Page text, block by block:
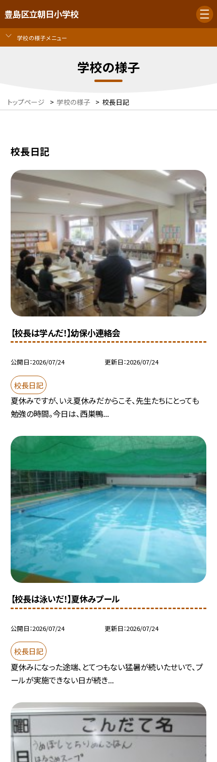
豊島区立朝日小学校
学校の様子メニュー
学校の様子
トップページ > 学校の様子 > 校長日記
校長日記
【校長は学んだ！】幼保小連絡会
公開日 2026/07/24 更新日 2026/07/24
校長日記
夏休みですが、いえ夏休みだからこそ、先生たちにとっても
勉強の時間。今日は、西巣鴨...
【校長は泳いだ！】夏休みプール
公開日 2026/07/24 更新日 2026/07/24
校長日記
夏休みになった途端、とてつもない猛暑が続いたせいで、プ
ールが実施できない日が続き...